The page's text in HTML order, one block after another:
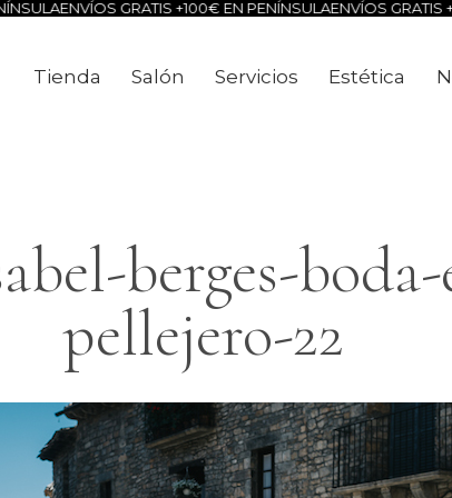
ENVÍOS GRATIS +100€ EN PENÍNSULAENVÍOS GRATIS
Tienda Salón Servicios Estética
berges-
pellejero-22